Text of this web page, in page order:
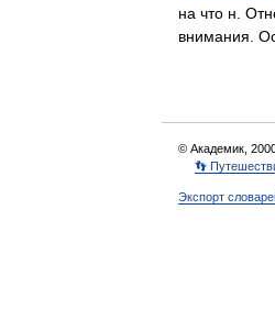
на что н.
внимания.
© Академик,
👣
Экспорт